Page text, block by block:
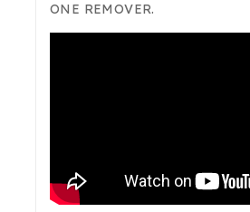
ONE REMOVER.